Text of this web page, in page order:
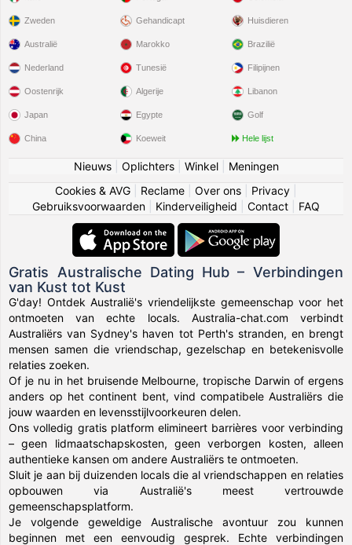
Zweden Gehandicapt Huisdieren
Australië
Nederland
Oostenrijk
Japan
China
Marokko
Tunesië
Algerije
Egypte
Koeweit
Brazilië
Filipijnen
Libanon
Golf
Hele lijst
Nieuws| Oplichters| Winkel| Meningen
Cookies & AVG
Reclame Over ons Privacy
Gebruiksvoorwaarden
Kinderveiligheid Contact FAQ
Gratis Australische Dating Hub – Verbindingen
van Kust tot Kust
G'day! Ontdek Australië's vriendelijkste gemeenschap voor het
ontmoeten van echte locals. Australia-chat.com verbindt
Australiërs van Sydney's haven tot Perth's stranden, en brengt
mensen samen die vriendschap, gezelschap en betekenisvolle
relaties zoeken.
Of je nu in het bruisende Melbourne, tropische Darwin of ergens
anders op het continent bent, vind compatibele Australiërs die
jouw waarden en levensstijlvoorkeuren delen.
Ons volledig gratis platform elimineert barrières voor verbinding
– geen lidmaatschapskosten, geen verborgen kosten, alleen
authentieke kansen om andere Australiërs te ontmoeten.
Sluit je aan bij duizenden locals die al vriendschappen en relaties
opbouwen via Australië's meest vertrouwde
gemeenschapsplatform.
Je volgende geweldige Australische avontuur zou kunnen
beginnen met een eenvoudig gesprek. Echte verbindingen